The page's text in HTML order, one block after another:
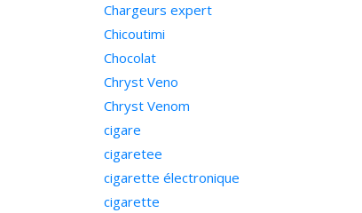
Chargeurs expert
Chicoutimi
Chocolat
Chryst Veno
Chryst Venom
cigare
cigaretee
cigarette électronique
cigarette